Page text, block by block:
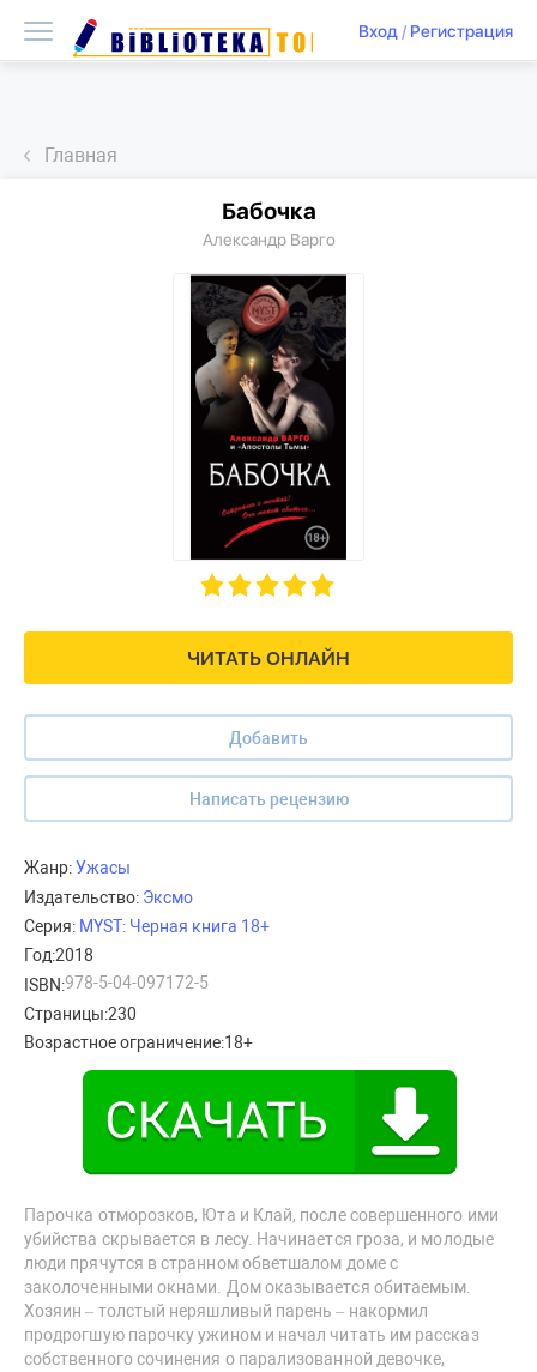
Вход/ Регистрация
Главная
ЧИТАТЬ ОНЛАЙН
Добавить
Написать рецензию
Бабочка
Александр Варго
Жанр:Ужасы
Издательство: Эксмо
Серия: MYST: Черная книга 18+
Год:2018
ISBN:978-5-04-097172-5
Страницы:230
Возрастное ограничение:18+
Парочка отморозков, Юта и Клай, после совершенного ими
убийства скрывается в лесу. Начинается гроза, и молодые
люди прячутся в странном обветшалом доме с
заколоченными окнами. Дом оказывается обитаемым.
Хозяин – толстый неряшливый парень – накормил
продрогшую парочку ужином и начал читать им рассказ
собственного сочинения о парализованной девочке,